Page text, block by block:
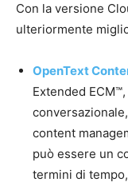
Con la versione
ulteriormente
OpenText
Extended
content
può essere un
termini di